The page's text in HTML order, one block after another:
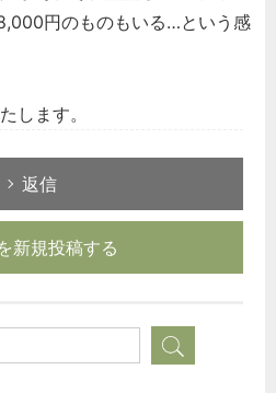
円のものもいる…という感
します。
返信
新規投稿する